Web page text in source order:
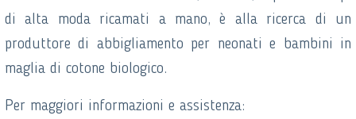
di alta moda ricamati a mano, è alla ricerca di un
produttore di abbigliamento per neonati e bambini in
maglia di cotone biologico.
Per maggiori informazioni e assistenza: